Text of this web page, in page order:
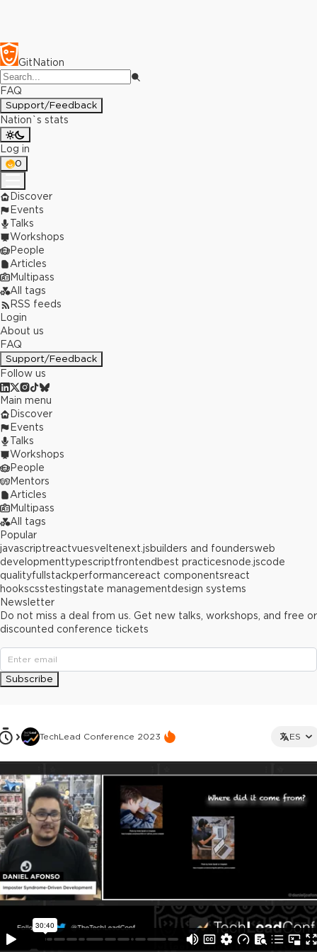
GitNation
FAQ
Support/Feedback
Nation`s stats
Log in
0
Discover
Events
Talks
Workshops
People
Articles
Multipass
All tags
RSS feeds
Login
About us
FAQ
Support/Feedback
Follow us
TechLead Conference 2023 ES
Main menu
Discover
Events
Talks
Workshops
People
Mentors
Articles
Multipass
All tags
Popular
javascriptreactvuesveltenext.jsbuilders and foundersweb
developmenttypescriptfrontend best practicesnode.jscode
qualityfullstackperformancereact componentsreact
hookscsstestingstate managementdesign systems
Newsletter
Do not miss a deal from us. Get new talks, workshops, and free or
discounted conference tickets
Subscribe